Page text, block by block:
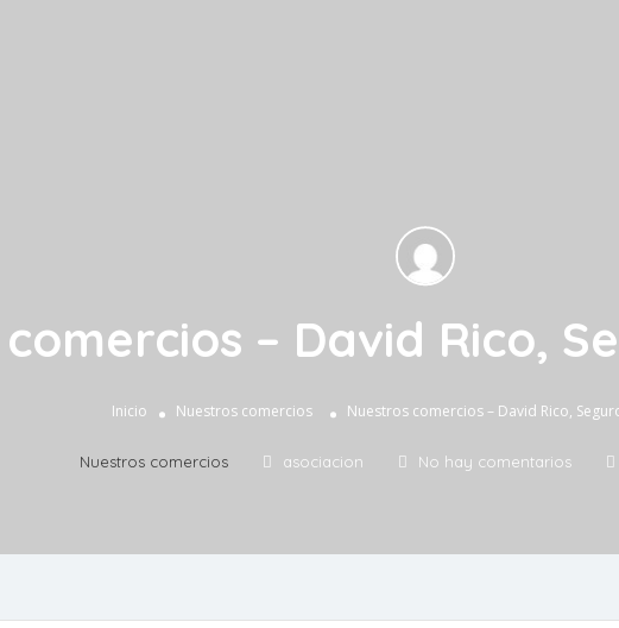
– David Rico,
Inicio Nuestros comercios Nuestros comercios – David Rico,
Nuestros comercios asociacion No hay comentarios